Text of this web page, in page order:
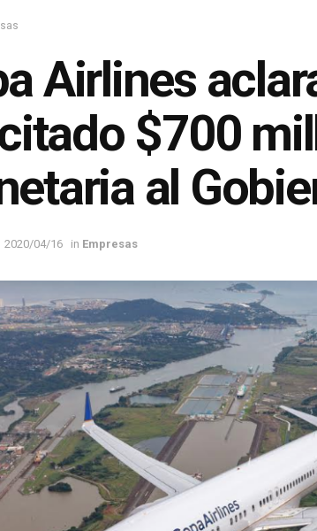
Airlines
$700
al
2020/04/16 in Empresas